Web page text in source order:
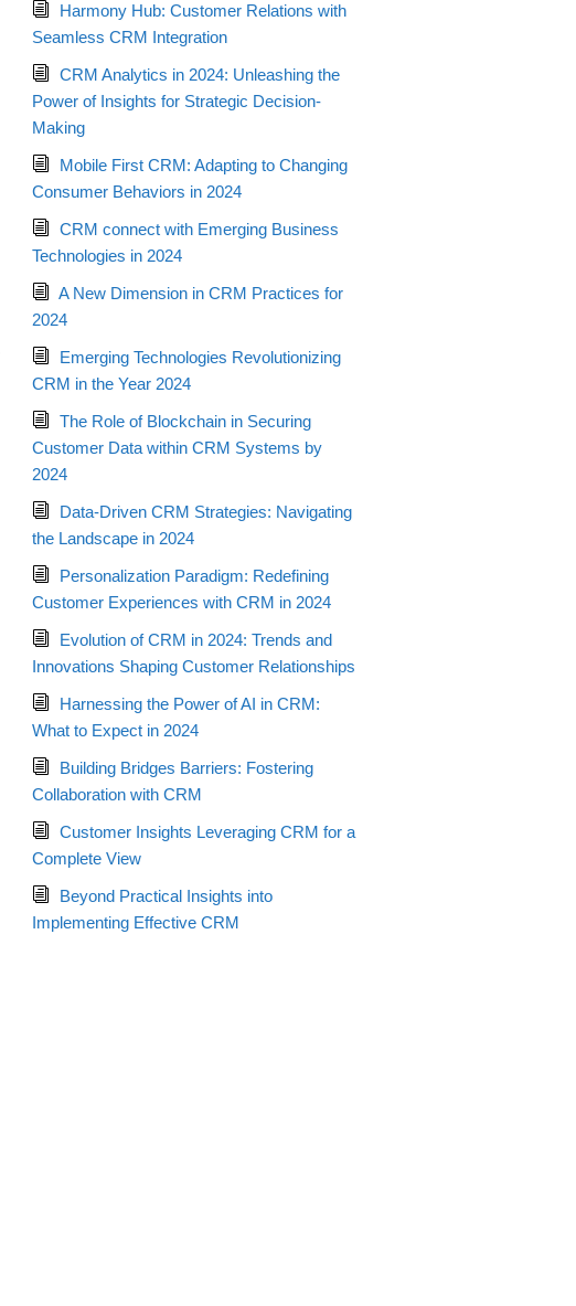
Harmony Hub: Customer Relations with
Seamless CRM Integration
CRM Analytics in 2024: Unleashing the
Power of Insights for Strategic Decision-
Making
Mobile First CRM: Adapting to Changing
Consumer Behaviors in 2024
CRM connect with Emerging Business
Technologies in 2024
A New Dimension in CRM Practices for
2024
Emerging Technologies Revolutionizing
CRM in the Year 2024
The Role of Blockchain in Securing
Customer Data within CRM Systems by
2024
Data-Driven CRM Strategies: Navigating
the Landscape in 2024
Personalization Paradigm: Redefining
Customer Experiences with CRM in 2024
Evolution of CRM in 2024: Trends and
Innovations Shaping Customer Relationships
Harnessing the Power of AI in CRM:
What to Expect in 2024
Building Bridges Barriers: Fostering
Collaboration with CRM
Customer Insights Leveraging CRM for a
Complete View
Beyond Practical Insights into
Implementing Effective CRM